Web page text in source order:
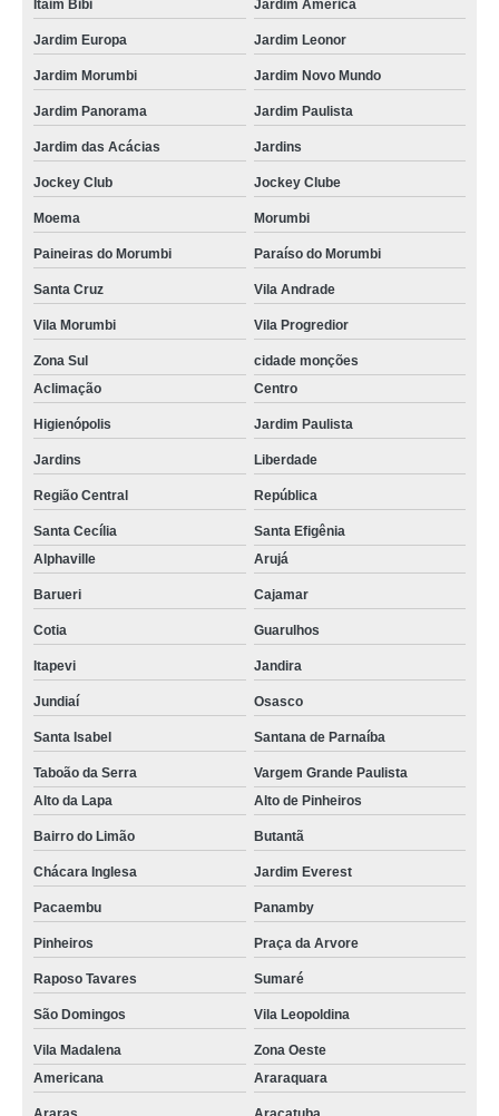
Itaim Bibi Jardim América
Jardim Europa Jardim Leonor
Jardim Morumbi Jardim Novo Mundo
Jardim Panorama Jardim Paulista
Jardim das Acácias Jardins
Jockey Club Jockey Clube
Moema Morumbi
Paineiras do Morumbi Paraíso do Morumbi
Santa Cruz Vila Andrade
Vila Morumbi Vila Progredior
Zona Sul
cidade monções
Aclimação
Centro
Higienópolis Jardim Paulista
Jardins Liberdade
Região Central República
Santa Cecília
Santa Efigênia
Alphaville
Arujá
Barueri Cajamar
Cotia Guarulhos
Itapevi Jandira
Jundiaí Osasco
Santa Isabel Santana de Parnaíba
Taboão da Serra
Vargem Grande Paulista
Alto da Lapa
Alto de Pinheiros
Bairro do Limão Butantã
Chácara Inglesa Jardim Everest
Pacaembu Panamby
Pinheiros Praça da Arvore
Raposo Tavares Sumaré
São Domingos Vila Leopoldina
Vila Madalena
Zona Oeste
Americana
Araraquara